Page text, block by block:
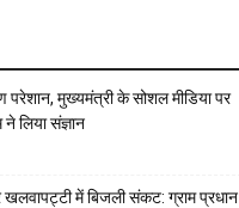
परेशान, मुख्यमंत्री के सोशल मीडिया पर
लिया संज्ञान
में बिजली संकट: ग्राम प्रधान